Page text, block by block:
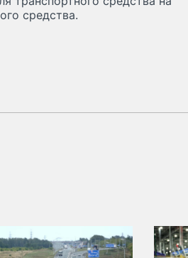
средства.